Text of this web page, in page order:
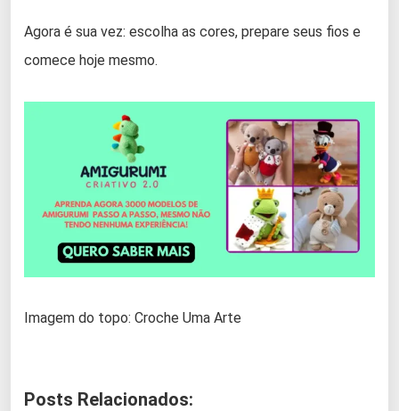
Agora é sua vez: escolha as cores, prepare seus fios e
comece hoje mesmo.
Imagem do topo: Croche Uma Arte
Posts Relacionados: